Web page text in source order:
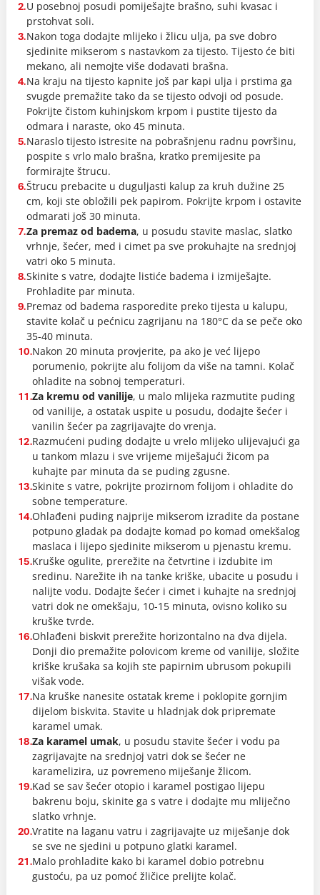
2.U posebnoj posudi pomiješajte brašno, suhi kvasac i
prstohvat soli.
3.Nakon toga dodajte mlijeko i žlicu ulja, pa sve dobro
sjedinite mikserom s nastavkom za tijesto. Tijesto će biti
mekano, ali nemojte više dodavati brašna.
4.Na kraju na tijesto kapnite još par kapi ulja i prstima ga
svugde premažite tako da se tijesto odvoji od posude.
Pokrijte čistom kuhinjskom krpom i pustite tijesto da
odmara i naraste, oko 45 minuta.
5.Naraslo tijesto istresite na pobrašnjenu radnu površinu,
pospite s vrlo malo brašna, kratko premijesite pa
formirajte štrucu.
6.Štrucu prebacite u duguljasti kalup za kruh dužine 25
cm, koji ste obložili pek papirom. Pokrijte krpom i ostavite
odmarati još 30 minuta.
7.Za premaz od badema, u posudu stavite maslac, slatko
vrhnje, šećer, med i cimet pa sve prokuhajte na srednjoj
vatri oko 5 minuta.
8.Skinite s vatre, dodajte listiće badema i izmiješajte.
Prohladite par minuta.
9.Premaz od badema rasporedite preko tijesta u kalupu,
stavite kolač u pećnicu zagrijanu na 180°C da se peče oko
35-40 minuta.
10.Nakon 20 minuta provjerite, pa ako je već lijepo
porumenio, pokrijte alu folijom da više na tamni. Kolač
ohladite na sobnoj temperaturi.
11.Za kremu od vanilije, u malo mlijeka razmutite puding
od vanilije, a ostatak uspite u posudu, dodajte šećer i
vanilin šećer pa zagrijavajte do vrenja.
12.Razmućeni puding dodajte u vrelo mlijeko ulijevajući ga
u tankom mlazu i sve vrijeme miješajući žicom pa
kuhajte par minuta da se puding zgusne.
13.Skinite s vatre, pokrijte prozirnom folijom i ohladite do
sobne temperature.
14.Ohlađeni puding najprije mikserom izradite da postane
potpuno gladak pa dodajte komad po komad omekšalog
maslaca i lijepo sjedinite mikserom u pjenastu kremu.
15.Kruške ogulite, prerežite na četvrtine i izdubite im
sredinu. Narežite ih na tanke kriške, ubacite u posudu i
nalijte vodu. Dodajte šećer i cimet i kuhajte na srednjoj
vatri dok ne omekšaju, 10-15 minuta, ovisno koliko su
kruške tvrde.
16.Ohlađeni biskvit prerežite horizontalno na dva dijela.
Donji dio premažite polovicom kreme od vanilije, složite
kriške krušaka sa kojih ste papirnim ubrusom pokupili
višak vode.
17.Na kruške nanesite ostatak kreme i poklopite gornjim
dijelom biskvita. Stavite u hladnjak dok pripremate
karamel umak.
18.Za karamel umak, u posudu stavite šećer i vodu pa
zagrijavajte na srednjoj vatri dok se šećer ne
karamelizira, uz povremeno miješanje žlicom.
19.Kad se sav šećer otopio i karamel postigao lijepu
bakrenu boju, skinite ga s vatre i dodajte mu mliječno
slatko vrhnje.
20.Vratite na laganu vatru i zagrijavajte uz miješanje dok
se sve ne sjedini u potpuno glatki karamel.
21.Malo prohladite kako bi karamel dobio potrebnu
gustoću, pa uz pomoć žličice prelijte kolač.